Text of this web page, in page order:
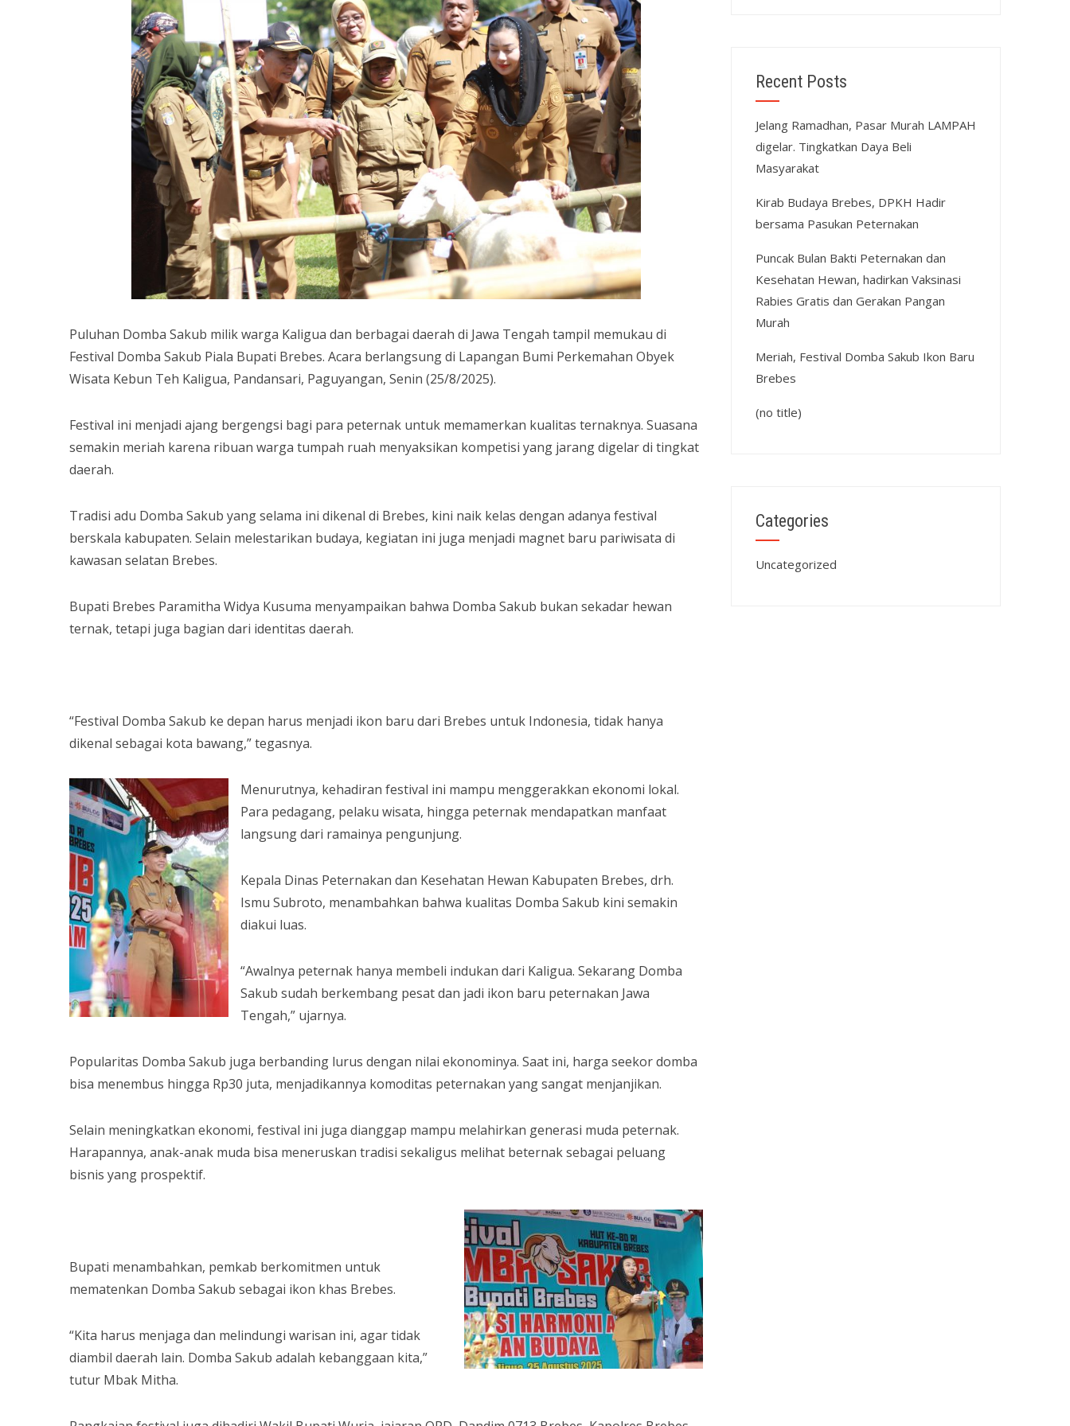
Puluhan Domba Sakub milik warga Kaligua dan berbagai daerah di Jawa Tengah tampil memukau di
Festival Domba Sakub Piala Bupati Brebes. Acara berlangsung di Lapangan Bumi Perkemahan Obyek
Wisata Kebun Teh Kaligua, Pandansari, Paguyangan, Senin (25/8/2025).
Festival ini menjadi ajang bergengsi bagi para peternak untuk memamerkan kualitas ternaknya. Suasana
semakin meriah karena ribuan warga tumpah ruah menyaksikan kompetisi yang jarang digelar di tingkat
daerah.
Tradisi adu Domba Sakub yang selama ini dikenal di Brebes, kini naik kelas dengan adanya festival
berskala kabupaten. Selain melestarikan budaya, kegiatan ini juga menjadi magnet baru pariwisata di
kawasan selatan Brebes.
Bupati Brebes Paramitha Widya Kusuma menyampaikan bahwa Domba Sakub bukan sekadar hewan
ternak, tetapi juga bagian dari identitas daerah.
“Festival Domba Sakub ke depan harus menjadi ikon baru dari Brebes untuk Indonesia, tidak hanya
dikenal sebagai kota bawang,” tegasnya.
Menurutnya, kehadiran festival ini mampu menggerakkan ekonomi lokal.
Para pedagang, pelaku wisata, hingga peternak mendapatkan manfaat
langsung dari ramainya pengunjung.
Kepala Dinas Peternakan dan Kesehatan Hewan Kabupaten Brebes, drh.
Ismu Subroto, menambahkan bahwa kualitas Domba Sakub kini semakin
diakui luas.
“Awalnya peternak hanya membeli indukan dari Kaligua. Sekarang Domba
Sakub sudah berkembang pesat dan jadi ikon baru peternakan Jawa
Tengah,” ujarnya.
Popularitas Domba Sakub juga berbanding lurus dengan nilai ekonominya. Saat ini, harga seekor domba
bisa menembus hingga Rp30 juta, menjadikannya komoditas peternakan yang sangat menjanjikan.
Selain meningkatkan ekonomi, festival ini juga dianggap mampu melahirkan generasi muda peternak.
Harapannya, anak-anak muda bisa meneruskan tradisi sekaligus melihat beternak sebagai peluang
bisnis yang prospektif.
Bupati menambahkan, pemkab berkomitmen untuk
mematenkan Domba Sakub sebagai ikon khas Brebes.
“Kita harus menjaga dan melindungi warisan ini, agar tidak
diambil daerah lain. Domba Sakub adalah kebanggaan kita,”
tutur Mbak Mitha.
Recent Posts
Jelang Ramadhan, Pasar Murah LAMPAH
digelar. Tingkatkan Daya Beli
Masyarakat
Kirab Budaya Brebes, DPKH Hadir
bersama Pasukan Peternakan
Puncak Bulan Bakti Peternakan dan
Kesehatan Hewan, hadirkan Vaksinasi
Rabies Gratis dan Gerakan Pangan
Murah
Meriah, Festival Domba Sakub Ikon Baru
Brebes
(no title)
Categories
Uncategorized